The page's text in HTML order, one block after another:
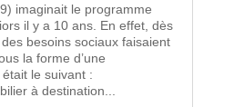
imaginait le programme
il y a 10 ans. En effet, dès
besoins sociaux faisaient
la forme d’une
était le suivant :
à destination...